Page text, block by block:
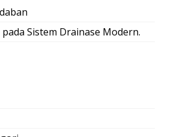
Sistem Drainase Modern.